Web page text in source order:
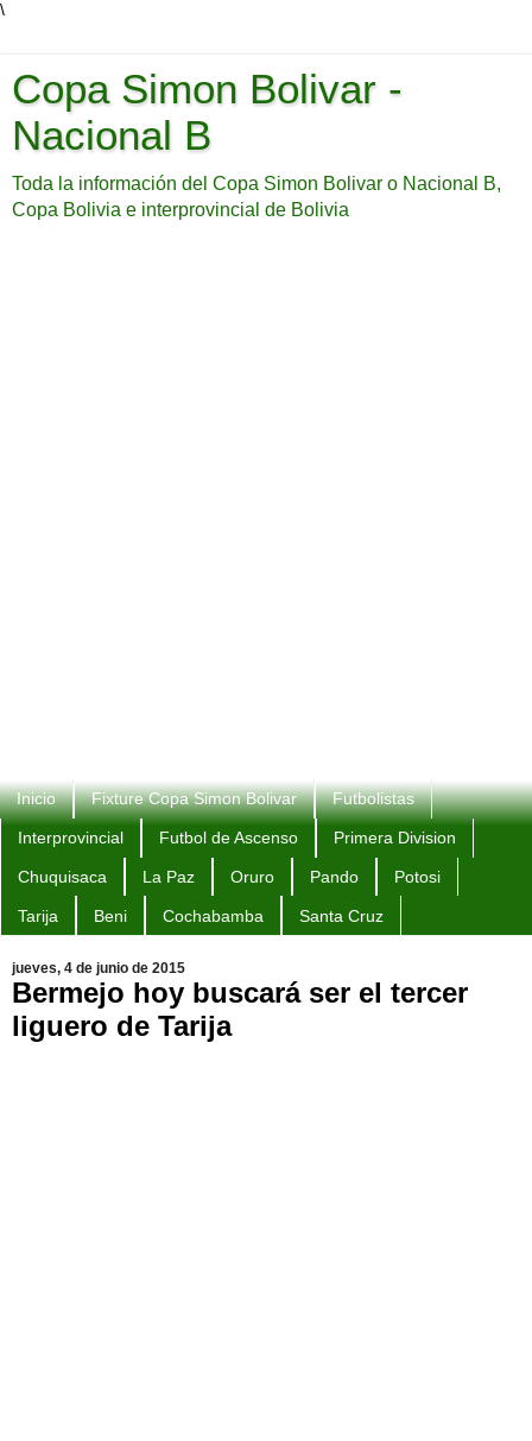
\
Copa Simon Bolivar -
Nacional B
Toda la información del Copa Simon Bolivar o Nacional B,
Copa Bolivia e interprovincial de Bolivia
Inicio Fixture Copa Simon Bolivar Futbolistas
Interprovincial Futbol de Ascenso Primera Division
Chuquisaca La Paz Oruro Pando Potosi
Tarija Beni Cochabamba Santa Cruz
jueves, 4 de junio de 2015
Bermejo hoy buscará ser el tercer
liguero de Tarija